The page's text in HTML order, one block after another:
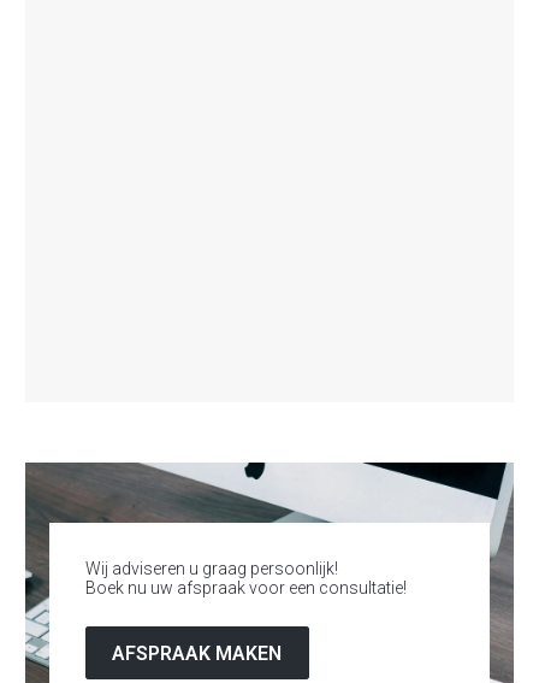
Wij adviseren u graag persoonlijk!
Boek nu uw afspraak voor een consultatie!
AFSPRAAK MAKEN